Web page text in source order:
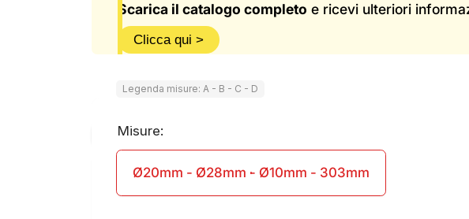
Scarica il catalogo completo e ricevi ulteriori
Clicca qui >
Legenda misure: A - B - C - D
Misure:
Ø20mm - Ø28mm - Ø10mm - 303mm